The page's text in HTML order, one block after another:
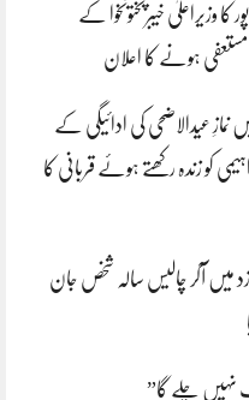
کا وزیراعلیٰ خیبرپختونخوا کے
ہونے کا اعلان
نمازِ عیدالاضحی کی ادائیگی کے
کو زندہ رکھتے ہوئے قربانی کا
زد میں آکر چالیس سالہ شخص جان
نہیں چلے گا”